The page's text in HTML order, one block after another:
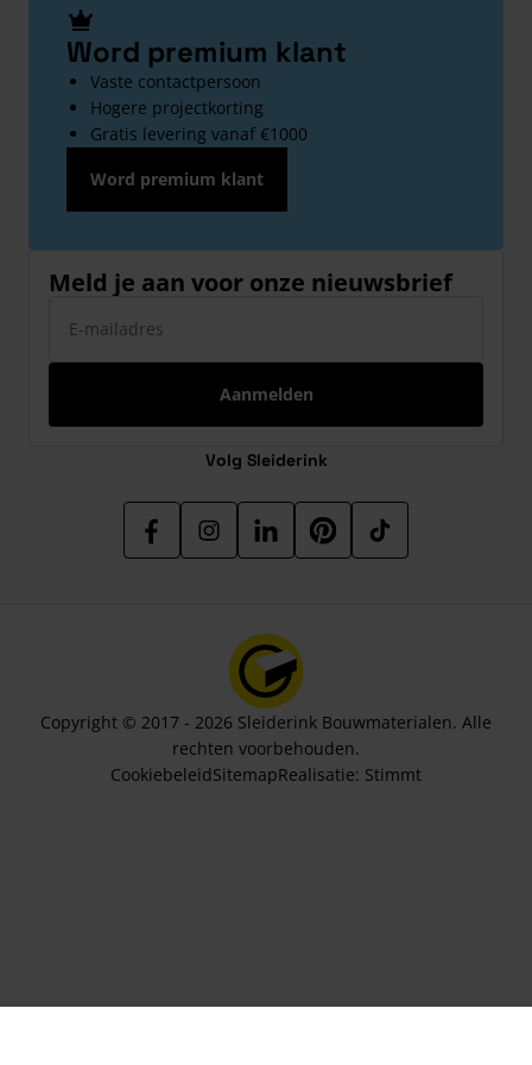
Word premium klant
Vaste contactpersoon
Hogere projectkorting
Gratis levering vanaf €1000
Word premium klant
Meld je aan voor onze nieuwsbrief
Aanmelden
Volg Sleiderink
Copyright © 2017 - 2026 Sleiderink Bouwmaterialen. Alle
rechten voorbehouden.
CookiebeleidSitemapRealisatie: Stimmt